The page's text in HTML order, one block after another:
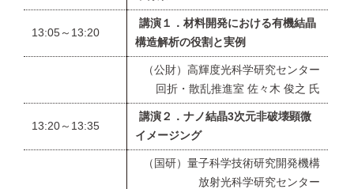
13:05～13:20
講演１．材料開発における有機結晶
構造解析の役割と実例
（公財）高輝度光科学研究センター
回折・散乱推進室 佐々木 俊之 氏
13:20～13:35
講演２．ナノ結晶3次元非破壊顕微
イメージング
（国研）量子科学技術研究開発機構
放射光科学研究センター